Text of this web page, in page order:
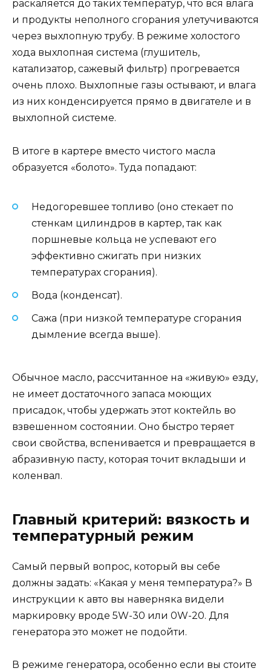
раскаляется до таких температур, что вся влага
и продукты неполного сгорания улетучиваются
через выхлопную трубу. В режиме холостого
хода выхлопная система (глушитель,
катализатор, сажевый фильтр) прогревается
очень плохо. Выхлопные газы остывают, и влага
из них конденсируется прямо в двигателе и в
выхлопной системе.
В итоге в картере вместо чистого масла
образуется «болото». Туда попадают:
Недогоревшее топливо (оно стекает по
стенкам цилиндров в картер, так как
поршневые кольца не успевают его
эффективно сжигать при низких
температурах сгорания).
Вода (конденсат).
Сажа (при низкой температуре сгорания
дымление всегда выше).
Обычное масло, рассчитанное на «живую» езду,
не имеет достаточного запаса моющих
присадок, чтобы удержать этот коктейль во
взвешенном состоянии. Оно быстро теряет
свои свойства, вспенивается и превращается в
абразивную пасту, которая точит вкладыши и
коленвал.
Главный критерий: вязкость и
температурный режим
Самый первый вопрос, который вы себе
должны задать: «Какая у меня температура?» В
инструкции к авто вы наверняка видели
маркировку вроде 5W-30 или 0W-20. Для
генератора это может не подойти.
В режиме генератора, особенно если вы стоите